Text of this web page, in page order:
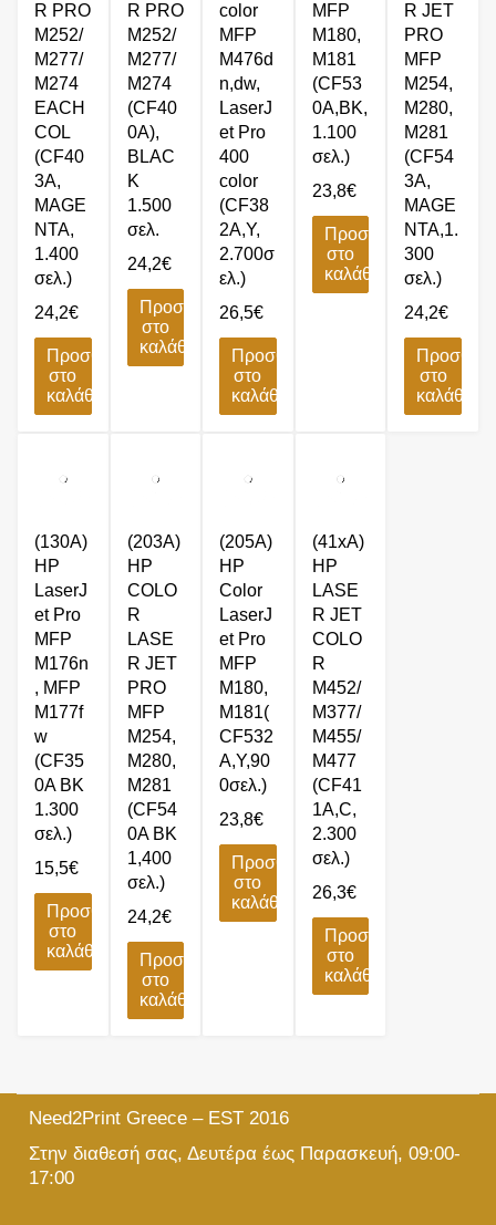
R PRO
M252/
M277/
M274
EACH
COL
(CF40
3A,
MAGE
NTA,
1.400
σελ.)
24,2€
Προσθήκη
στο
καλάθι
R PRO
M252/
M277/
M274
(CF40
0A),
BLΑC
K
1.500
σελ.
24,2€
Προσθήκη
στο
καλάθι
color
MFP
M476d
n,dw,
LaserJ
et Pro
400
color
(CF38
2A,Y,
2.700σ
ελ.)
26,5€
Προσθήκη
στο
καλάθι
MFP
M180,
M181
(CF53
0A,BK,
1.100
σελ.)
23,8€
Προσθήκη
στο
καλάθι
R JET
PRO
MFP
M254,
M280,
M281
(CF54
3A,
MAGE
NTA,1.
300
σελ.)
24,2€
στο
καλάθι
(130A)
HP
LaserJ
et Pro
MFP
M176n
, MFP
M177f
w
(CF35
0A BK
1.300
σελ.)
15,5€
Προσθήκη
στο
καλάθι
(203A)
HP
COLO
R
LASE
R JET
PRO
MFP
M254,
M280,
M281
(CF54
0A BK
1,400
σελ.)
24,2€
Προσθήκη
στο
καλάθι
(205A)
HP
Color
LaserJ
et Pro
MFP
M180,
M181(
CF532
A,Y,90
0σελ.)
23,8€
Προσθήκη
στο
καλάθι
(41xA)
HP
LASE
R JET
COLO
R
M452/
M377/
M455/
M477
(CF41
1A,C,
2.300
σελ.)
26,3€
Προσθήκη
στο
καλάθι
Need2Print Greece – EST 2016
Στην διαθεσή σας, Δευτέρα έως Παρασκευή, 09:00-
17:00